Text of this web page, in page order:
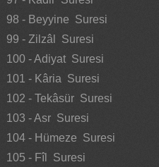
98 - Beyyine Suresi
99 - Zilzâl Suresi
100 - Adiyat Suresi
101 - Kâria Suresi
102 - Tekâsür Suresi
103 - Asr Suresi
104 - Hümeze Suresi
105 - Fîl Suresi